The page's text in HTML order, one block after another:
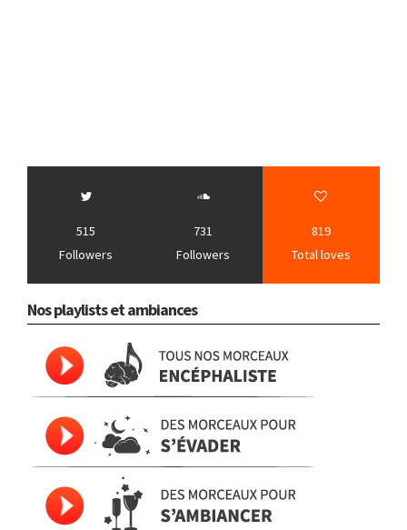
515
Followers
731
Followers
819
Total loves
Nos playlists et ambiances